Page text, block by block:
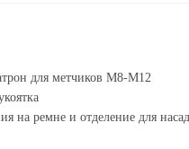
для метчиков M8-M12
на ремне и отделение для